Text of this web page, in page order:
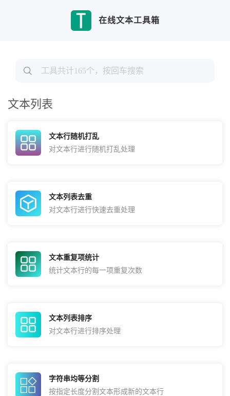
在线文本工具箱
文本列表
文本行随机打乱
对文本行进行随机打乱处理
文本列表去重
对文本行进行快速去重处理
文本重复项统计
统计文本行的每一项重复次数
文本列表排序
对文本行进行排序处理
字符串均等分割
按指定长度分割文本形成新的文本行